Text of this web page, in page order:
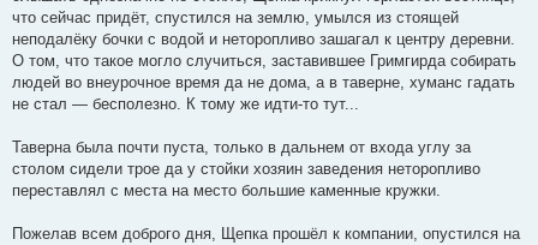
что сейчас придёт, спустился на землю, умылся из стоящей
неподалёку бочки с водой и неторопливо зашагал к центру деревни.
О том, что такое могло случиться, заставившее Гримгирда собирать
людей во внеурочное время да не дома, а в таверне, хуманс гадать
не стал — бесполезно. К тому же идти-то тут...
Таверна была почти пуста, только в дальнем от входа углу за
столом сидели трое да у стойки хозяин заведения неторопливо
переставлял с места на место большие каменные кружки.
Пожелав всем доброго дня, Щепка прошёл к компании, опустился на